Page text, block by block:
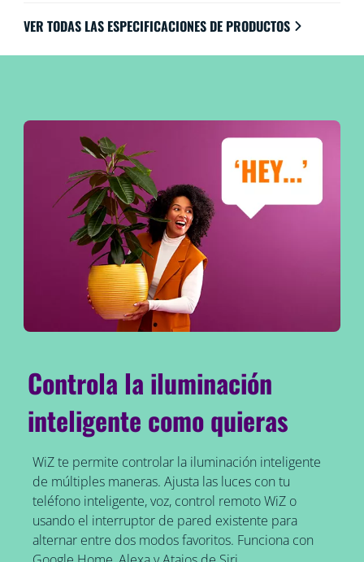
VER TODAS LAS ESPECIFICACIONES DE PRODUCTOS
Controla la iluminación
inteligente como quieras
WiZ te permite controlar la iluminación inteligente
de múltiples maneras. Ajusta las luces con tu
teléfono inteligente, voz, control remoto WiZ o
usando el interruptor de pared existente para
alternar entre dos modos favoritos. Funciona con